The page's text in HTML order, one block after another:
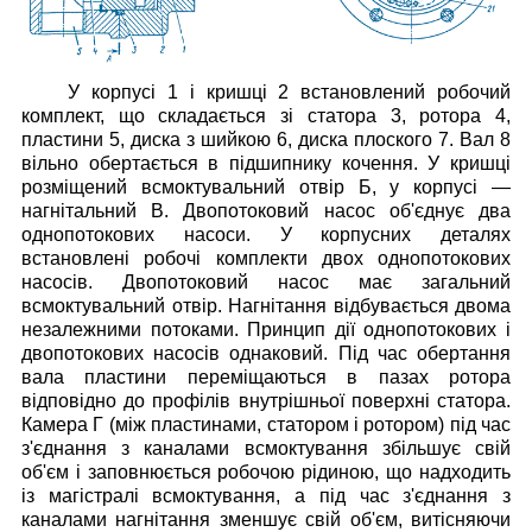
У корпусі 1 і кришці 2 встановлений робочий
комплект, що складається зі статора 3, ротора 4,
пластини 5, диска з шийкою 6, диска плоского 7. Вал 8
вільно обертається в підшипнику кочення. У кришці
розміщений всмоктувальний отвір Б, у корпусі —
нагнітальний В.Двопотоковий насос об'єднує два
однопотокових насоси. У корпусних деталях
встановлені робочі комплекти двох однопотокових
насосів. Двопотоковий насос має загальний
всмоктувальний отвір. Нагнітання відбувається двома
незалежними потоками. Принцип дії однопотокових і
двопотокових насосів однаковий. Під час обертання
вала пластини переміщаються в пазах ротора
відповідно до профілів внутрішньої поверхні статора.
Камера Г (між пластинами, статором і ротором) під час
з'єднання з каналами всмоктування збільшує свій
об'єм і заповнюється робочою рідиною, що надходить
із магістралі всмоктування, а під час з'єднання з
каналами нагнітання зменшує свій об'єм, витісняючи